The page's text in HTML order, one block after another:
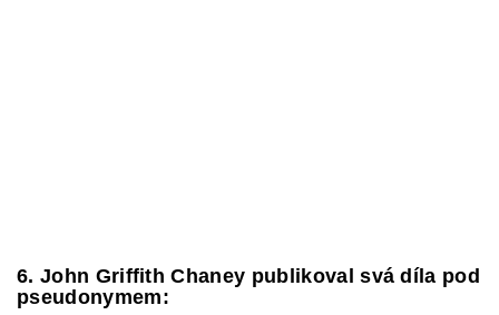
6. John Griffith Chaney publikoval svá díla pod
pseudonymem: